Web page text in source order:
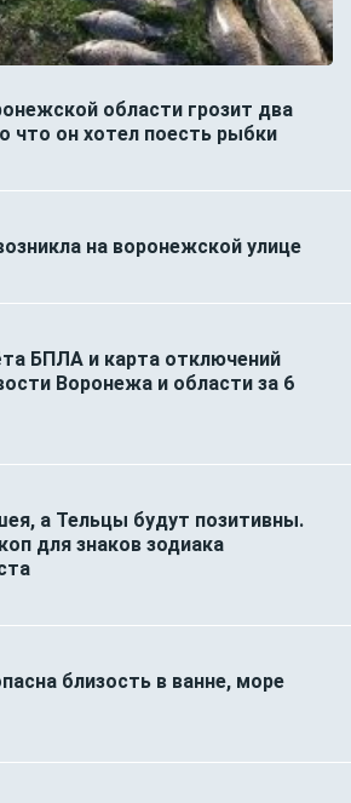
области грозит два
что он хотел поесть рыбки
на воронежской улице
БПЛА и карта отключений
Воронежа и области за 6
а Тельцы будут позитивны.
для знаков зодиака
близость в ванне, море